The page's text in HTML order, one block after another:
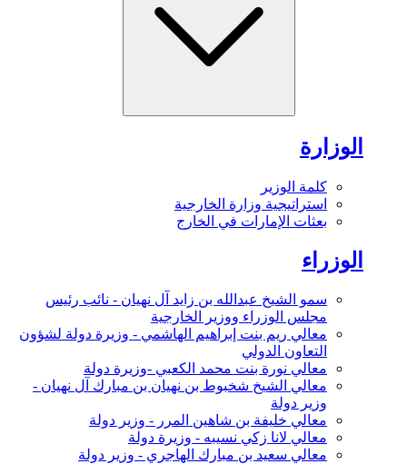
الوزارة
كلمة الوزير
استراتيجية وزارة الخارجية
بعثات الإمارات في الخارج
الوزراء
سمو الشيخ عبدالله بن زايد آل نهيان - نائب رئيس
مجلس الوزراء ووزير الخارجية
معالي ريم بنت إبراهيم الهاشمي - وزيرة دولة لشؤون
التعاون الدولي
معالي نورة بنت محمد الكعبي -وزيرة دولة
معالي الشيخ شخبوط بن نهيان بن مبارك آل نهيان -
وزير دولة
معالي خليفة بن شاهين المرر - وزير دولة
معالي لانا زكي نسيبه - وزيرة دولة
معالي سعيد بن مبارك الهاجري - وزير دولة